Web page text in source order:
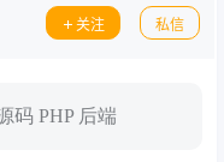
关注 私信
码 PHP 后端